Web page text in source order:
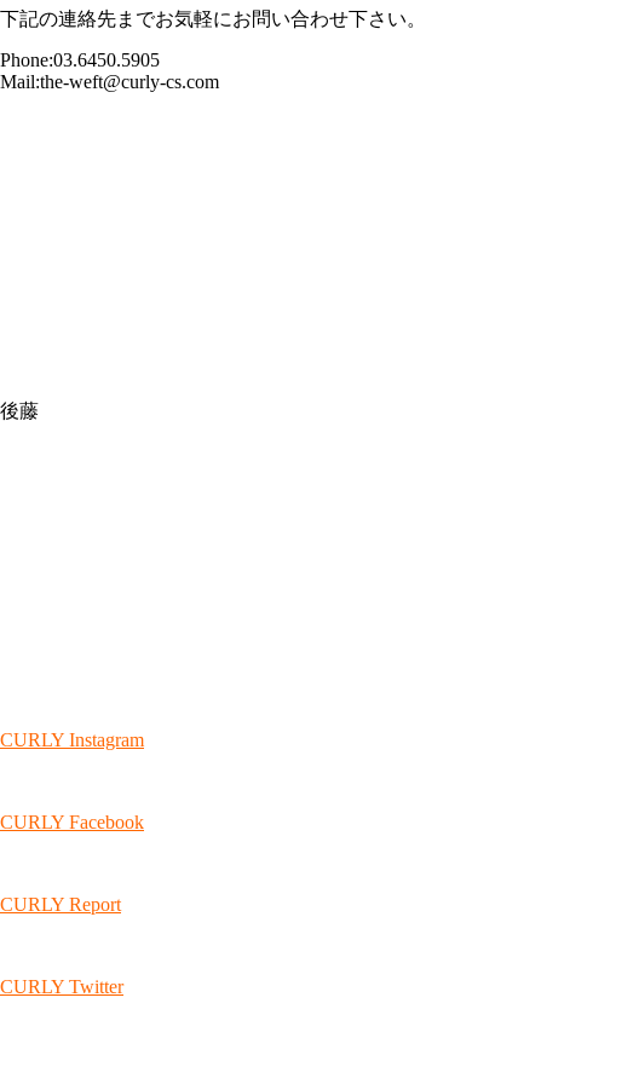
下記の連絡先までお気軽にお問い合わせ下さい。
Phone:03.6450.5905
Mail:the-weft@curly-cs.com
後藤
CURLY Instagram
CURLY Facebook
CURLY Report
CURLY Twitter